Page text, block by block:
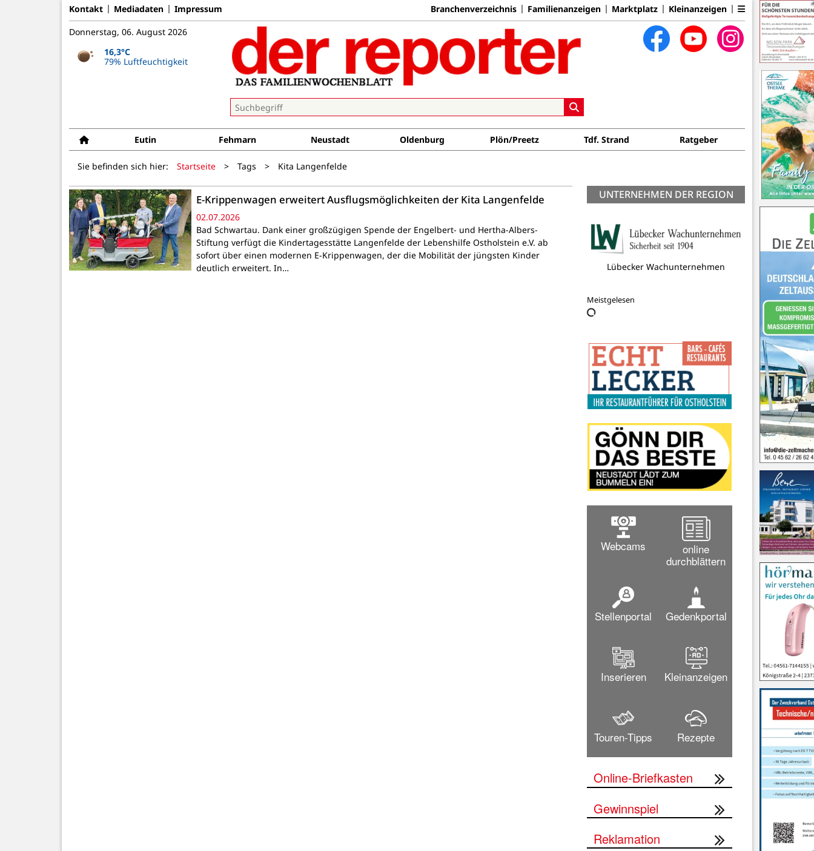
Kontakt Mediadaten Impressum Branchenverzeichnis Familienanzeigen Marktplatz Kleinanzeigen
Donnerstag, 06. August 2026
16,3°C
79% Luftfeuchtigkeit
Eutin Fehmarn Neustadt Oldenburg Plön/Preetz Tdf. Strand Ratgeber
Sie befinden sich hier: Startseite > Tags > Kita Langenfelde
E-Krippenwagen erweitert Ausflugsmöglichkeiten der Kita Langenfelde
02.07.2026
Bad Schwartau. Dank einer großzügigen Spende der Engelbert- und Hertha-Albers-
Stiftung verfügt die Kindertagesstätte Langenfelde der Lebenshilfe Ostholstein e.V. ab
sofort über einen modernen E-Krippenwagen, der die Mobilität der jüngsten Kinder
deutlich erweitert. In…
UNTERNEHMEN DER REGION
Lübecker Wachunternehmen
Meistgelesen
Webcams
online
durchblättern
Stellenportal Gedenkportal
Inserieren Kleinanzeigen
Touren-Tipps Rezepte
Online-Briefkasten
Gewinnspiel
Reklamation